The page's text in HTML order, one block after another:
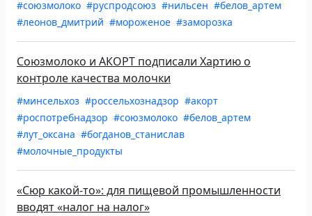
#союзмолоко #руспродсоюз #нильсен #белов_артем
#леонов_дмитрий #мороженое #заморозка
Союзмолоко и АКОРТ подписали Хартию о
контроле качества молочки
#минсельхоз #россельхознадзор #акорт
#роспотребнадзор #союзмолоко #белов_артем
#лут_оксана #богданов_станислав
#молочные_продукты
«Сюр какой-то»: для пищевой промышленности
вводят «налог на налог»